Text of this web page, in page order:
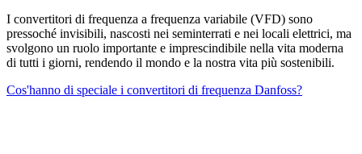
I convertitori di frequenza a frequenza variabile (VFD) sono
pressoché invisibili, nascosti nei seminterrati e nei locali elettrici, ma
svolgono un ruolo importante e imprescindibile nella vita moderna
di tutti i giorni, rendendo il mondo e la nostra vita più sostenibili.
Cos'hanno di speciale i convertitori di frequenza Danfoss?